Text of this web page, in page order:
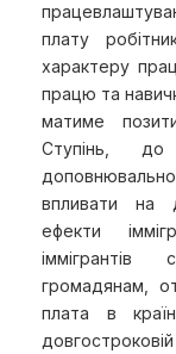
плату
характеру
працю та
матиме
Ступінь,
впливати на
ефекти
іммігрантів
громадянам,
плата в